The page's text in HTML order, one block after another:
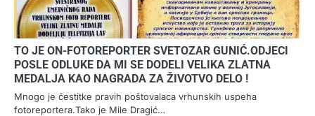
TO JE ON-FOTOREPORTER SVETOZAR GUNIĆ.ODJECI
POSLE ODLUKE DA MI SE DODELI VELIKA ZLATNA
MEDALJA KAO NAGRADA ZA ŽIVOTVO DELO !
Mnogo je čestitke pravih poštovalaca vrhunskih uspeha
fotoreportera.Tako je Mile Dragić…